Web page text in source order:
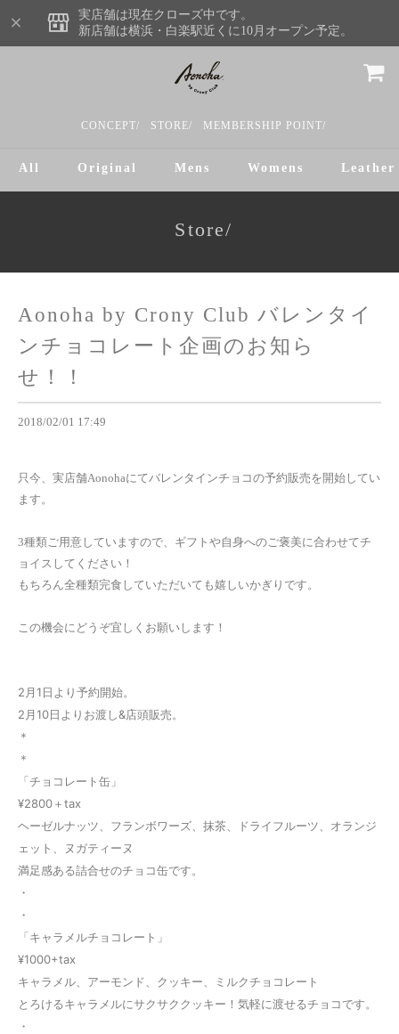
実店舗は現在クローズ中です。
新店舗は横浜・白楽駅近くに10月オープン予定。
CONCEPT/ STORE/ MEMBERSHIP POINT/
All Original Mens Womens Leather
Store/
Aonoha by Crony Club バレンタイ
ンチョコレート企画のお知ら
せ！！
2018/02/01 17:49
只今、実店舗Aonohaにてバレンタインチョコの予約販売を開始してい
ます。
3種類ご用意していますので、ギフトや自身へのご褒美に合わせてチ
ョイスしてください！
もちろん全種類完食していただいても嬉しいかぎりです。
この機会にどうぞ宜しくお願いします！
2月1日より予約開始。
2月10日よりお渡し&店頭販売。
＊
＊
「チョコレート缶」
¥2800＋tax
ヘーゼルナッツ、フランボワーズ、抹茶、ドライフルーツ、オランジ
ェット、ヌガティーヌ
満足感ある詰合せのチョコ缶です。
・
・
「キャラメルチョコレート」
¥1000+tax
キャラメル、アーモンド、クッキー、ミルクチョコレート
とろけるキャラメルにサクサククッキー！気軽に渡せるチョコです。
・